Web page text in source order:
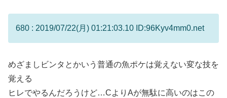
680 : 2019/07/22(月) 01:21:03.10 ID:96Kyv4mm0.net
めざましビンタとかいう普通の魚ポケは覚えない変な技を
覚える
ヒレでやるんだろうけど…CよりAが無駄に高いのはこの